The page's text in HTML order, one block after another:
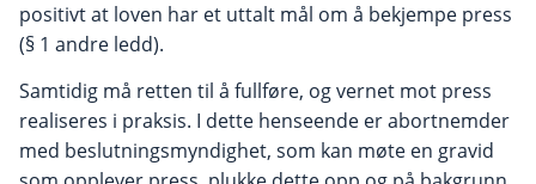
positivt at loven har et uttalt mål om å bekjempe press
(§ 1 andre ledd).
Samtidig må retten til å fullføre, og vernet mot press
realiseres i praksis. I dette henseende er abortnemder
med beslutningsmyndighet, som kan møte en gravid